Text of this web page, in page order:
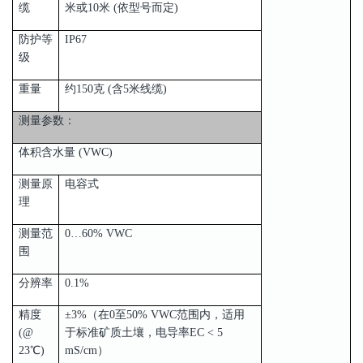
缆
米或10米 (依型号而定)
防护等
级
IP67
重量 约150克 (含5米线缆)
测量参数：
体积含水量 (VWC)
测量原
理
电容式
测量范
围
0…60% VWC
分辨率 0.1%
精度
(@
23℃)
±3%（在0至50% VWC范围内，适用
于标准矿质土壤，电导率EC < 5
mS/cm）